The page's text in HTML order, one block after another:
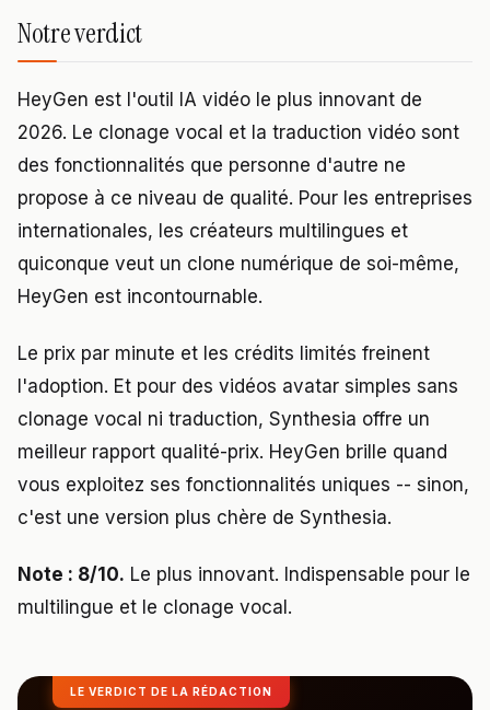
Notre verdict
HeyGen est l'outil IA vidéo le plus innovant de
2026. Le clonage vocal et la traduction vidéo sont
des fonctionnalités que personne d'autre ne
propose à ce niveau de qualité. Pour les entreprises
internationales, les créateurs multilingues et
quiconque veut un clone numérique de soi-même,
HeyGen est incontournable.
Le prix par minute et les crédits limités freinent
l'adoption. Et pour des vidéos avatar simples sans
clonage vocal ni traduction, Synthesia offre un
meilleur rapport qualité-prix. HeyGen brille quand
vous exploitez ses fonctionnalités uniques -- sinon,
c'est une version plus chère de Synthesia.
Note : 8/10. Le plus innovant. Indispensable pour le
multilingue et le clonage vocal.
LE VERDICT DE LA RÉDACTION